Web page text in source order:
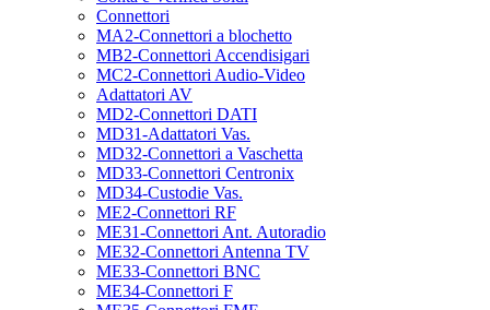
Connettori
MA2-Connettori a blochetto
MB2-Connettori Accendisigari
MC2-Connettori Audio-Video
Adattatori AV
MD2-Connettori DATI
MD31-Adattatori Vas.
MD32-Connettori a Vaschetta
MD33-Connettori Centronix
MD34-Custodie Vas.
ME2-Connettori RF
ME31-Connettori Ant. Autoradio
ME32-Connettori Antenna TV
ME33-Connettori BNC
ME34-Connettori F